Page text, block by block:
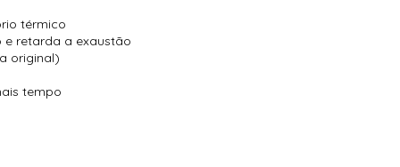
térmico
e retarda a exaustão
original)
tempo